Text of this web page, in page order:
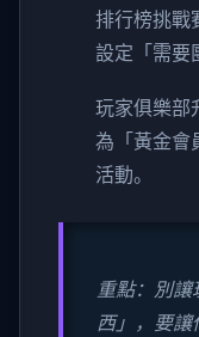
排行榜挑戰
設定「需要
玩家俱樂部
為「黃金會
活動。
重點：別讓
西」，要